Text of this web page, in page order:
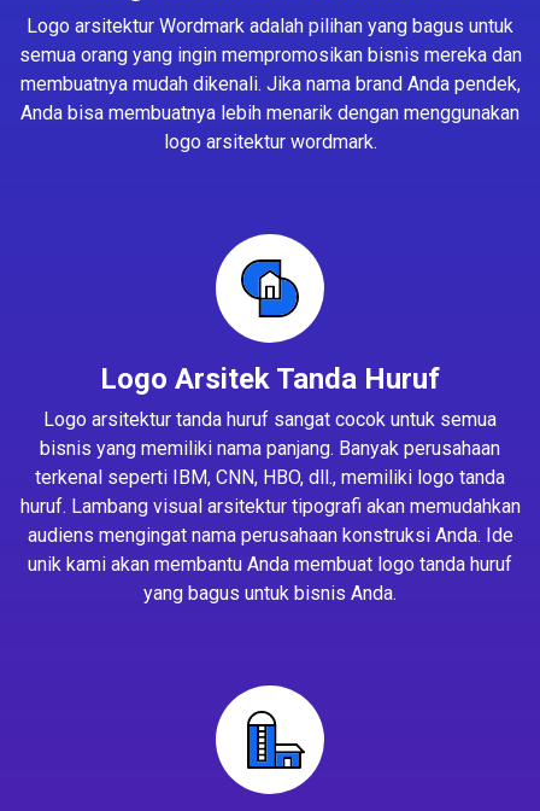
Logo arsitektur Wordmark adalah pilihan yang bagus untuk
semua orang yang ingin mempromosikan bisnis mereka dan
membuatnya mudah dikenali. Jika nama brand Anda pendek,
Anda bisa membuatnya lebih menarik dengan menggunakan
logo arsitektur wordmark.
Logo Arsitek Tanda Huruf
Logo arsitektur tanda huruf sangat cocok untuk semua
bisnis yang memiliki nama panjang. Banyak perusahaan
terkenal seperti IBM, CNN, HBO, dll., memiliki logo tanda
huruf. Lambang visual arsitektur tipografi akan memudahkan
audiens mengingat nama perusahaan konstruksi Anda. Ide
unik kami akan membantu Anda membuat logo tanda huruf
yang bagus untuk bisnis Anda.